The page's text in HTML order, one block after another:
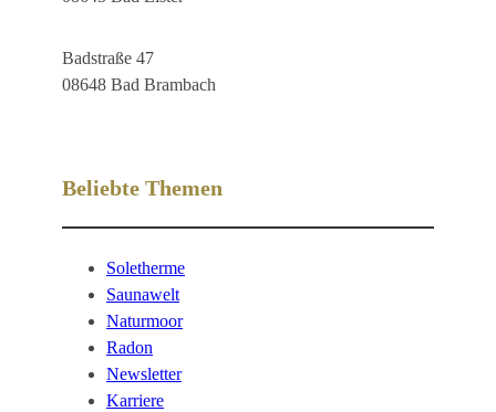
Badstraße 47
08648 Bad Brambach
Beliebte Themen
Soletherme
Saunawelt
Naturmoor
Radon
Newsletter
Karriere